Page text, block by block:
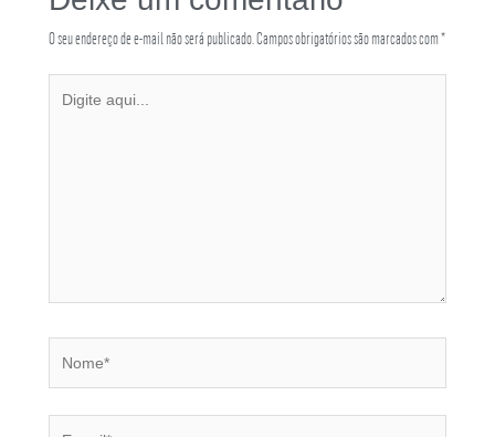
O seu endereço de e-mail não será publicado. Campos obrigatórios são marcados com*